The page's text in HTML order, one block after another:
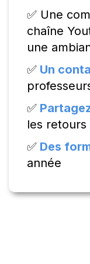
✅ Une
chaîne
une
✅ Un
✅
les
✅ Des
année